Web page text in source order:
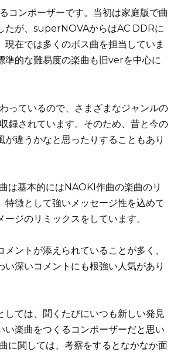
コンポーザーです。当初は家庭版で曲
たが、superNOVAからはAC DDRに
現在では多くのボス曲を担当していま
準的な難易度の楽曲も旧verを中心に
っているので、さまざまなジャンルの
録されています。そのため、昔と今の
が違うかなと思ったりすることもあり
は基本的にはNAOKI作曲の楽曲のリ
特徴として強いメッセージ性を込めて
ジのリミックスをしています。
ントが添えられていることが多く、
い深いコメントにも根強い人気があり
ては、聞くたびにいつも新しい発見
い楽曲をつくるコンポーザーだと思い
に関しては、考察をするとなかなか面